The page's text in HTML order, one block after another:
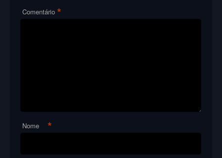
Comentário *
Nome *